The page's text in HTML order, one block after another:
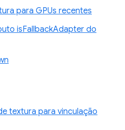
para GPUs recentes
isFallbackAdapter do
textura para vinculação